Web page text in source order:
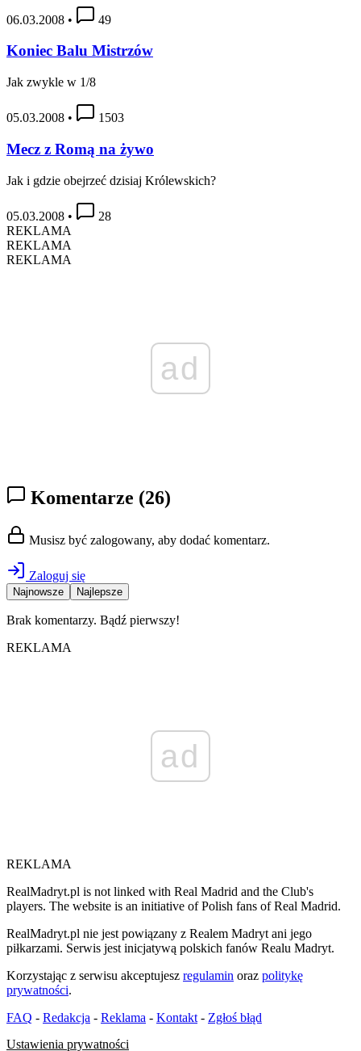
06.03.2008 • 49
Koniec Balu Mistrzów
Jak zwykle w 1/8
05.03.2008 • 1503
Mecz z Romą na żywo
Jak i gdzie obejrzeć dzisiaj Królewskich?
05.03.2008 •
28
REKLAMA
REKLAMA
REKLAMA
ad
Komentarze (26)
Musisz być zalogowany, aby dodać komentarz.
Zaloguj się
Najnowsze Najlepsze
Brak komentarzy. Bądź pierwszy!
REKLAMA
ad
REKLAMA
RealMadryt.pl is not linked with Real Madrid and the Club's
players. The website is an initiative of Polish fans of Real Madrid.
RealMadryt.pl nie jest powiązany z Realem Madryt ani jego
piłkarzami. Serwis jest inicjatywą polskich fanów Realu Madryt.
Korzystając z serwisu akceptujesz regulamin oraz politykę
prywatności.
FAQ - Redakcja - Reklama - Kontakt - Zgłoś błąd
Ustawienia prywatności